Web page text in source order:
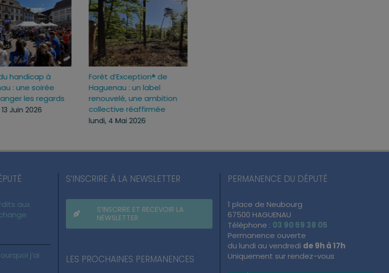
Forêt d’Exception® de
Haguenau : un label
renouvelé, une ambition
collective réaffirmée
Inauguration du nouveau
lieu de vie de Schirrhein
lundi, 29 Juin 2026
aux
j’ai
S’INSCRIRE À LA NEWSLETTER
S’INSCRIRE ET RECEVOIR LA
NEWSLETTER
LES PROCHAINES PERMANENCES
PERMANENCE DU DÉPUTÉ
1 place de Neubourg
67500 HAGUENAU
Téléphone : 03 90 59 38 05
Permanence ouverte
du lundi au vendredi de 9h à 17h
Uniquement sur rendez-vous